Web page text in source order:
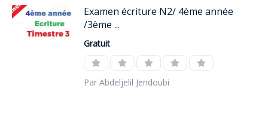
Examen écriture N2/ 4ème année
/3ème ...
Gratuit
Par Abdeljelil Jendoubi